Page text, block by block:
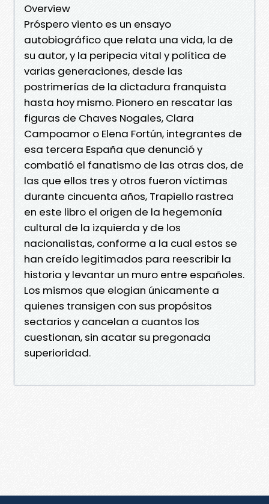
Overview
Próspero viento es un ensayo
autobiográfico que relata una vida, la de
su autor, y la peripecia vital y política de
varias generaciones, desde las
postrimerías de la dictadura franquista
hasta hoy mismo. Pionero en rescatar las
figuras de Chaves Nogales, Clara
Campoamor o Elena Fortún, integrantes de
esa tercera España que denunció y
combatió el fanatismo de las otras dos, de
las que ellos tres y otros fueron víctimas
durante cincuenta años, Trapiello rastrea
en este libro el origen de la hegemonía
cultural de la izquierda y de los
nacionalistas, conforme a la cual estos se
han creído legitimados para reescribir la
historia y levantar un muro entre españoles.
Los mismos que elogian únicamente a
quienes transigen con sus propósitos
sectarios y cancelan a cuantos los
cuestionan, sin acatar su pregonada
superioridad.